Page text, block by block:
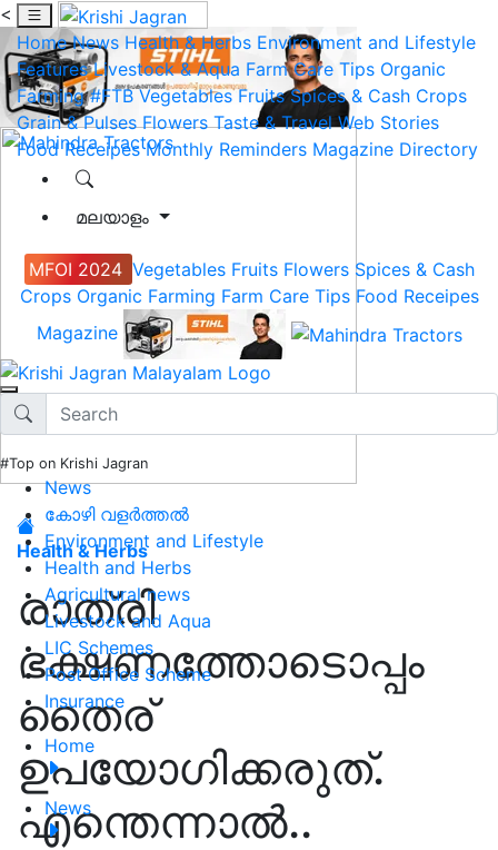
<
Home News Health & Herbs Environment and Lifestyle
Features Livestock & Aqua Farm Care Tips Organic
Farming #FTB Vegetables Fruits Spices & Cash Crops
Grain & Pulses Flowers Taste & Travel Web Stories
Food Receipes Monthly Reminders Magazine Directory
മലയാളം
MFOI 2024 Vegetables Fruits Flowers Spices & Cash
Crops Organic Farming Farm Care Tips Food Receipes
Magazine
#Top on Krishi Jagran
News
കോഴി വളർത്തൽ
Environment and Lifestyle
Health and Herbs
Agricultural news
Livestock and Aqua
LIC Schemes
Post Office Scheme
Insurance
Home
News
Health & Herbs
രാത്രി
ഭക്ഷണത്തോടൊപ്പം
തൈര്
ഉപയോഗിക്കരുത്.
എന്തെന്നാൽ..